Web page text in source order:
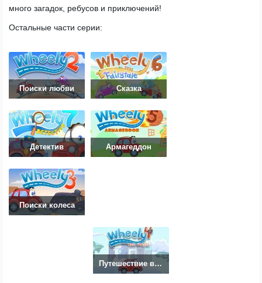
много загадок, ребусов и приключений!
Остальные части серии:
Поиски любви Сказка
Детектив Армагеддон
Поиски колеса
Путешествие во времени